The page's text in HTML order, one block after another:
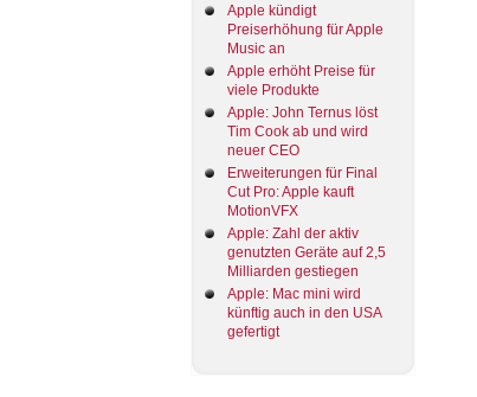
Apple kündigt
Preiserhöhung für Apple
Music an
Apple erhöht Preise für
viele Produkte
Apple: John Ternus löst
Tim Cook ab und wird
neuer CEO
Erweiterungen für Final
Cut Pro: Apple kauft
MotionVFX
Apple: Zahl der aktiv
genutzten Geräte auf 2,5
Milliarden gestiegen
Apple: Mac mini wird
künftig auch in den USA
gefertigt